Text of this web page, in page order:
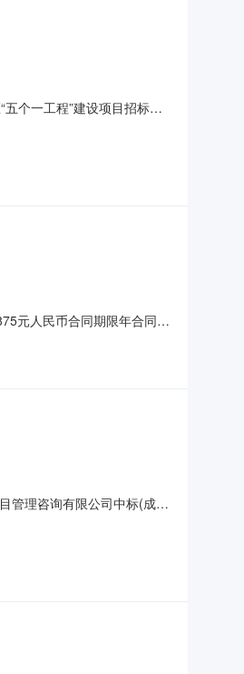
个一工程”建设项目招标项
元人民币合同期限年合同签
管理咨询有限公司中标(成
组编号